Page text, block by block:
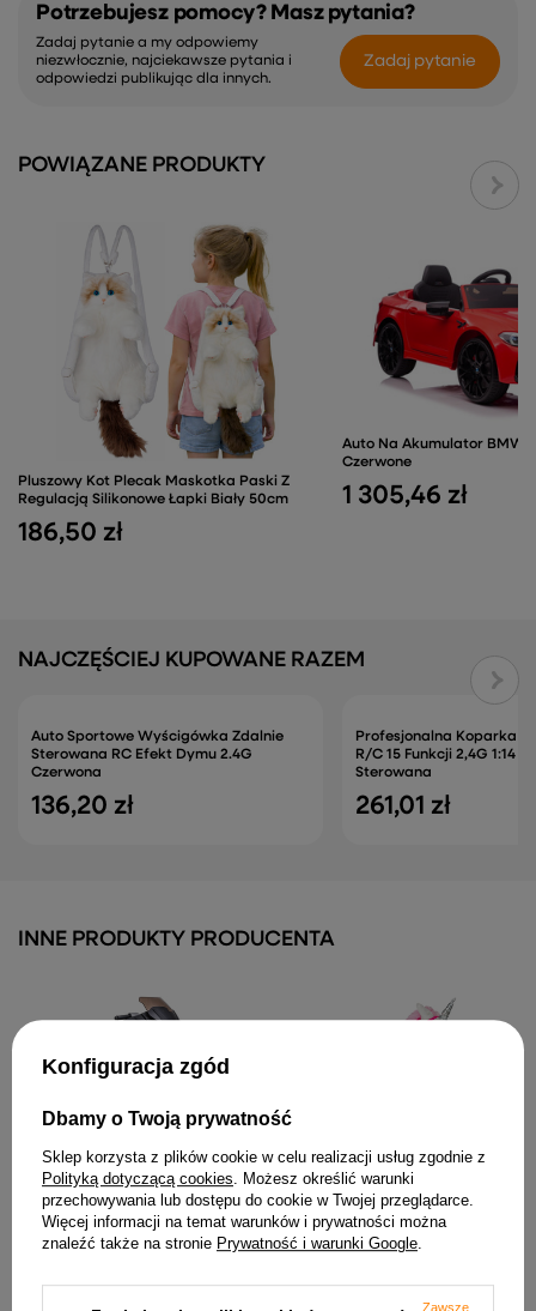
Potrzebujesz pomocy? Masz pytania?
Zadaj pytanie a my odpowiemy
niezwłocznie, najciekawsze pytania i
odpowiedzi publikując dla innych.
Zadaj pytanie
POWIĄZANE PRODUKTY
Pluszowy Kot Plecak Maskotka Paski Z
Regulacją Silikonowe Łapki Biały 50cm
186,50 zł
Auto Na Akumulator BMW
Czerwone
1 305,46 zł
NAJCZĘŚCIEJ KUPOWANE RAZEM
Auto Sportowe Wyścigówka Zdalnie
Sterowana RC Efekt Dymu 2.4G
Czerwona
136,20 zł
Profesjonalna Koparka
R/C 15 Funkcji 2,4G 1:14
Sterowana
261,01 zł
INNE PRODUKTY PRODUCENTA
Motor na Akumulator
Ścigacz Dla Dzieci XMX609
MP3 Światła LED Czarny
731,62 zł
Koń Na Biegunach
Jednorożec Dźwięki Rusza
Pyskiem Ogonem Biały 74
Konfiguracja zgód
Dbamy o Twoją prywatność
Sklep korzysta z plików cookie w celu realizacji usług zgodnie z
Polityką dotyczącą cookies . Możesz określić warunki
przechowywania lub dostępu do cookie w Twojej przeglądarce.
Więcej informacji na temat warunków i prywatności można
znaleźć także na stronie Prywatność i warunki Google
Zawsze